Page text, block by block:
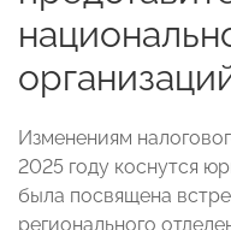
Изменениям
2025 году коснутся
была посвящена
регионального